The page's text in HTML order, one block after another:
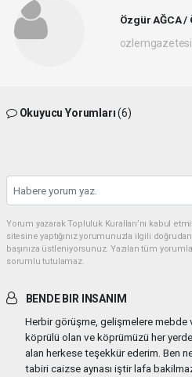
Özgür AĞCA /
Okuyucu Yorumları(6)
Yorum yazarak Topluluk Kuralları’nı kabul
sitesine yaptığınız yorumunuzla ilgili
başınıza üstleniyorsunuz. Yazılan tüm
sorumlu tutulamaz.
BENDE BIR INSANIM
Herbir görüşme, gelişmelere
köprülü olan ve köprümüzü her
alan herkese teşekkür ederim. Ben
tabiri caizse aynası iştir lafa